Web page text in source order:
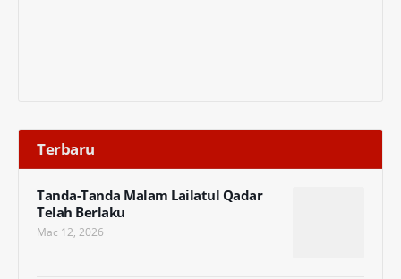
Terbaru
Tanda-Tanda Malam Lailatul Qadar
Telah Berlaku
Mac 12, 2026